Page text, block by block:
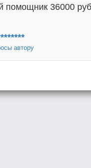
помощник 36000
автору